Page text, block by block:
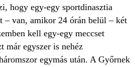
hogy egy-egy sportdinasztia
– van, amikor 24 órán belül – két
kell egy-egy meccset
már egyszer is nehéz
egymás után. A Győrnek